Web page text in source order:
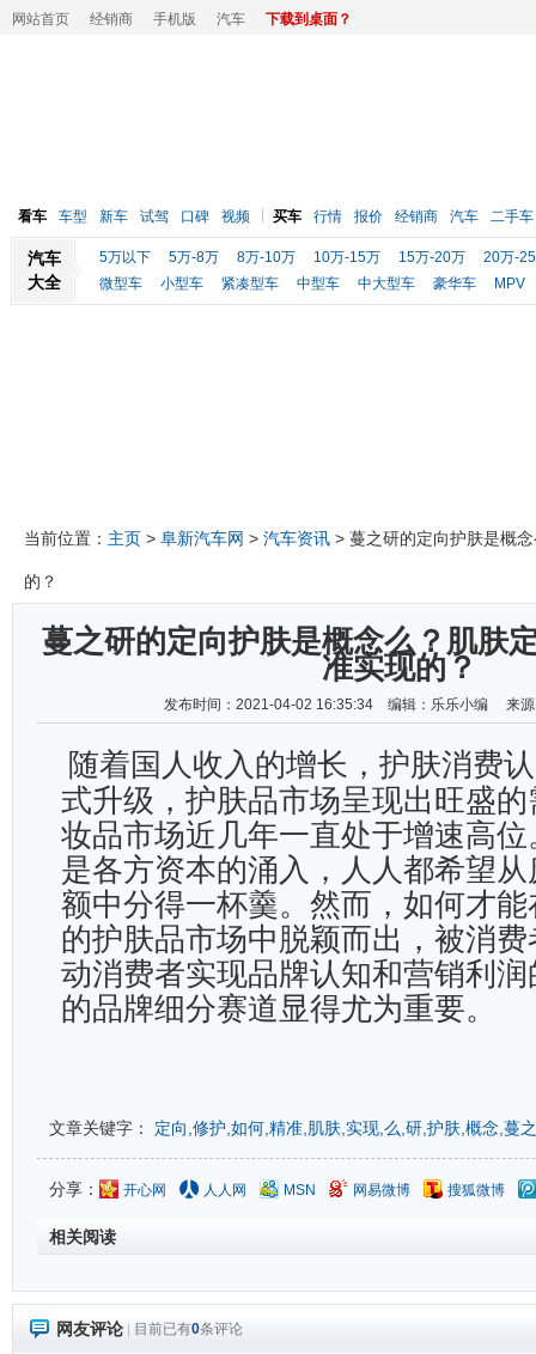
网站首页 经销商 手机版 汽车 下载到桌面？
看车 车型 新车 试驾 口碑 视频 买车 行情 报价 经销商 汽车 二手车
汽车
大全
5万以下 5万-8万 8万-10万 10万-15万 15万-20万
20万-
微型车
小型车 紧凑型车 中型车 中大型车 豪华车 MPV
当前位置： 主页 > 阜新汽车网 > 汽车资讯 > 蔓之研的定向护肤是概
的？
蔓之研的定向护肤是概念么？肌肤
准实现的？
发布时间：2021-04-02 16:35:34 编辑：乐乐小编 来
随着国人收入的增长，护肤消费
式升级，护肤品市场呈现出旺盛
妆品市场近几年一直处于增速高
是各方资本的涌入，人人都希望
额中分得一杯羹。然而，如何才
的护肤品市场中脱颖而出，被消
动消费者实现品牌认知和营销利
的品牌细分赛道显得尤为重要。
文章关键字： 定向,修护,如何,精准,肌肤,实现,么,研,护肤,概念,蔓之
分享： 开心网 人人网 MSN 网易微博 搜狐微博
相关阅读
网友评论 目前已有0条评论